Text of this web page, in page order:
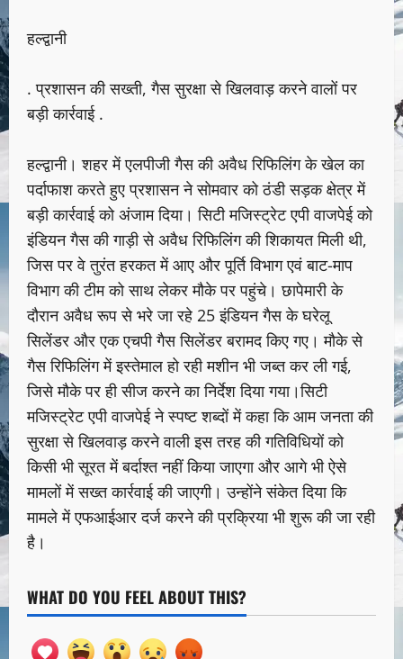
हल्द्वानी
. प्रशासन की सख्ती, गैस सुरक्षा से खिलवाड़ करने वालों पर
बड़ी कार्रवाई .
हल्द्वानी। शहर में एलपीजी गैस की अवैध रिफिलिंग के खेल का
पर्दाफाश करते हुए प्रशासन ने सोमवार को ठंडी सड़क क्षेत्र में
बड़ी कार्रवाई को अंजाम दिया। सिटी मजिस्ट्रेट एपी वाजपेई को
इंडियन गैस की गाड़ी से अवैध रिफिलिंग की शिकायत मिली थी,
जिस पर वे तुरंत हरकत में आए और पूर्ति विभाग एवं बाट-माप
विभाग की टीम को साथ लेकर मौके पर पहुंचे। छापेमारी के
दौरान अवैध रूप से भरे जा रहे 25 इंडियन गैस के घरेलू
सिलेंडर और एक एचपी गैस सिलेंडर बरामद किए गए। मौके से
गैस रिफिलिंग में इस्तेमाल हो रही मशीन भी जब्त कर ली गई,
जिसे मौके पर ही सीज करने का निर्देश दिया गया।सिटी
मजिस्ट्रेट एपी वाजपेई ने स्पष्ट शब्दों में कहा कि आम जनता की
सुरक्षा से खिलवाड़ करने वाली इस तरह की गतिविधियों को
किसी भी सूरत में बर्दाश्त नहीं किया जाएगा और आगे भी ऐसे
मामलों में सख्त कार्रवाई की जाएगी। उन्होंने संकेत दिया कि
मामले में एफआईआर दर्ज करने की प्रक्रिया भी शुरू की जा रही
है।
WHAT DO YOU FEEL ABOUT THIS?